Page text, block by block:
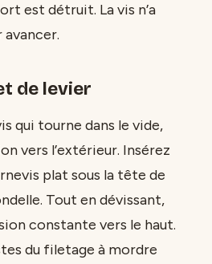
est détruit. La vis n’a
avancer.
de levier
qui tourne dans le vide,
vers l’extérieur. Insérez
plat sous la tête de
Tout en dévissant,
constante vers le haut.
du filetage à mordre